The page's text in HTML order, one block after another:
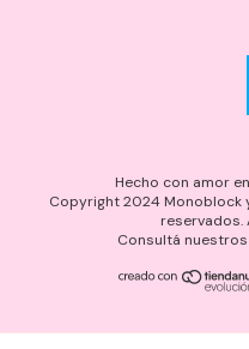
Hecho con amor
Copyright 2024 Monoblock
reservados.
Consultá